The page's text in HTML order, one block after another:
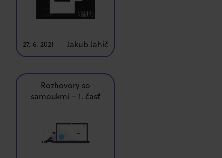
27. 6. 2021 Jakub Jahič
Rozhovory so
samoukmi – 1. časť